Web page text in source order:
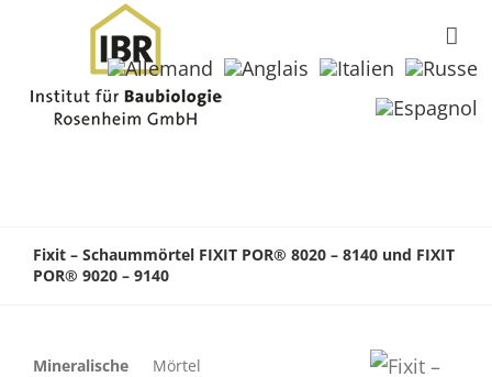
Fixit – Schaummörtel FIXIT POR® 8020 – 8140 und FIXIT
POR® 9020 – 9140
Mineralische
Mörtel